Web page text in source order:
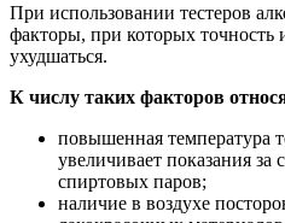
При использовании тестеров
факторы, при которых точность
ухудшаться.
К числу таких факторов
повышенная температура
увеличивает показания
спиртовых паров;
наличие в воздухе